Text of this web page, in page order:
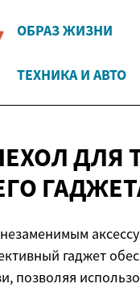
ОБРАЗ ЖИЗНИ
ТЕХНИКА И АВТО
ДЛЯ
гаджет
позволяя